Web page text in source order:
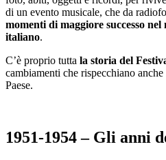
di un evento musicale, che da
momenti di maggiore successo
italiano.
C’è proprio tutta la storia del
cambiamenti che rispecchiano
Paese.
1951-1954 – Gli anni